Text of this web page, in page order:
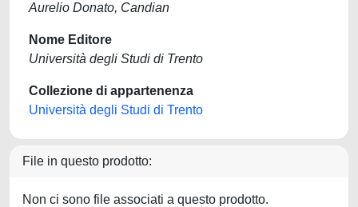
Aurelio Donato, Candian
Nome Editore
Università degli Studi di Trento
Collezione di appartenenza
Università degli Studi di Trento
File in questo prodotto:
Non ci sono file associati a questo prodotto.